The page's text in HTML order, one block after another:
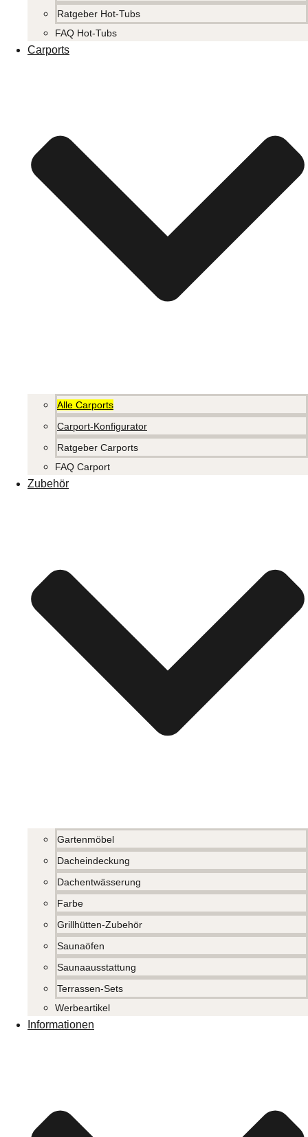
Ratgeber Hot-Tubs
FAQ Hot-Tubs
Carports
Alle Carports
Carport-Konfigurator
Ratgeber Carports
FAQ Carport
Zubehör
Gartenmöbel
Dacheindeckung
Dachentwässerung
Farbe
Grillhütten-Zubehör
Saunaöfen
Saunaausstattung
Terrassen-Sets
Werbeartikel
Informationen